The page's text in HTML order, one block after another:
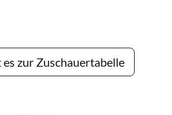
es zur Zuschauertabelle